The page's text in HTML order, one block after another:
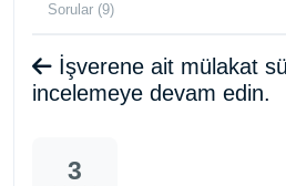
Sorular (9)
İşverene ait mülakat
incelemeye devam edin.
3